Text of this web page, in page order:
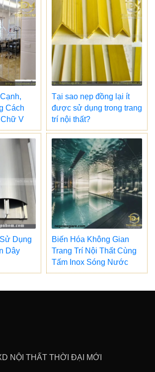
Cách
V
Tại sao nẹp đồng lại ít
được sử dụng trong trang
trí nội thất?
Dụng
Dây
Biến Hóa Không Gian
Trang Trí Nội Thất Cùng
Tấm Inox Sóng Nước
NỘI THẤT THỜI ĐẠI MỚI